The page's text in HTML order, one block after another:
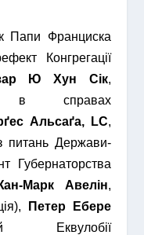
Папи Франциска
Конгрегації
Ю Хун Сік,
в справах
Альсаґа, LC,
питань Держави-
Губернаторства
Марк Авелін,
Петер Ебере
Еквулобії